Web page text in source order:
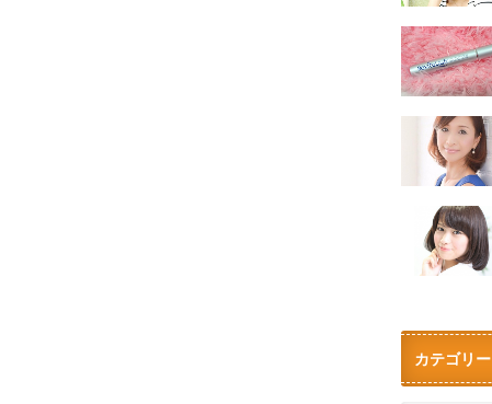
カテゴリー